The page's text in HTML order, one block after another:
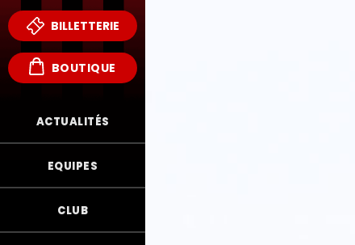
BILLETTERIE
BOUTIQUE
ACTUALITÉS
EQUIPES
CLUB